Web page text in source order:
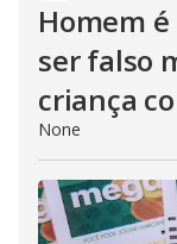
Homem
ser falso
criança
None